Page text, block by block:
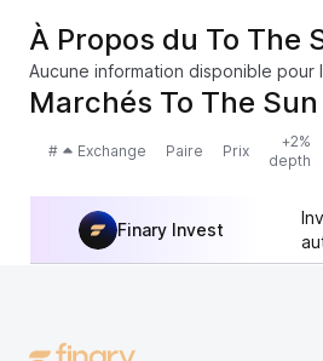
À Propos du To The
Aucune information disponible pour
Marchés To The Sun
# Exchange Paire Prix
+2%
depth
Finary Invest